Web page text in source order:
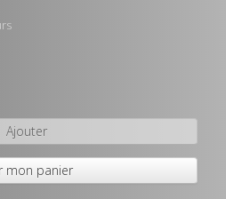
Ajouter
mon panier